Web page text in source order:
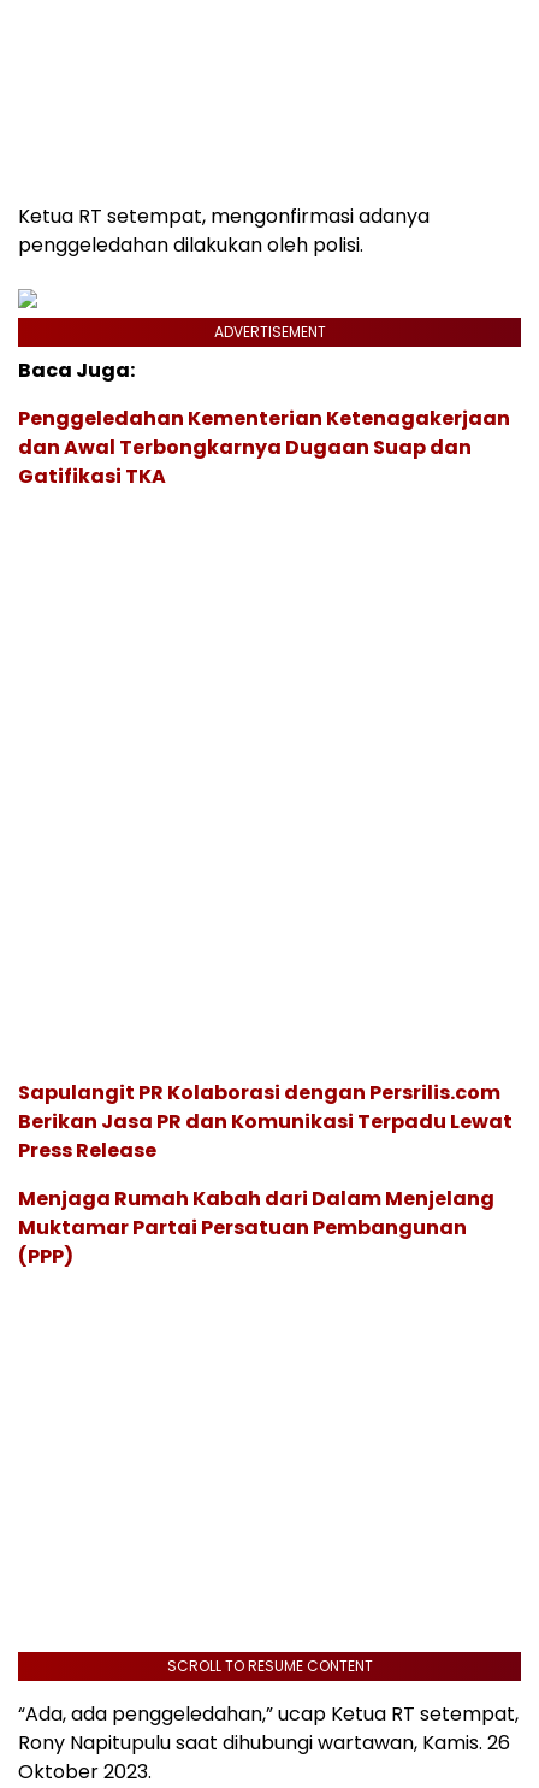
Ketua RT setempat, mengonfirmasi adanya
penggeledahan dilakukan oleh polisi.
ADVERTISEMENT
Baca Juga:
Penggeledahan Kementerian Ketenagakerjaan
dan Awal Terbongkarnya Dugaan Suap dan
Gatifikasi TKA
Sapulangit PR Kolaborasi dengan Persrilis.com
Berikan Jasa PR dan Komunikasi Terpadu Lewat
Press Release
Menjaga Rumah Kabah dari Dalam Menjelang
Muktamar Partai Persatuan Pembangunan
(PPP)
SCROLL TO RESUME CONTENT
“Ada, ada penggeledahan,” ucap Ketua RT setempat,
Rony Napitupulu saat dihubungi wartawan, Kamis. 26
Oktober 2023.